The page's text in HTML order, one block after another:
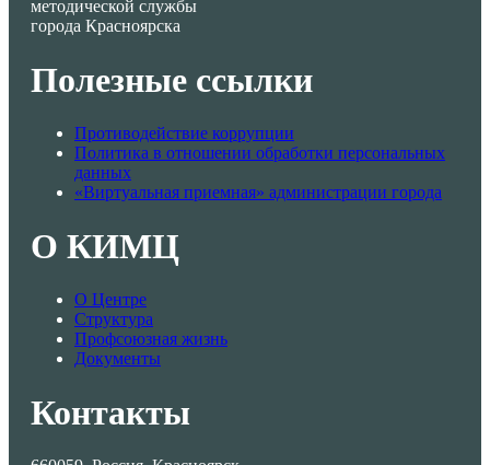
методической службы
города Красноярска
Полезные ссылки
Противодействие коррупции
Политика в отношении обработки персональных
данных
«Виртуальная приемная» администрации города
О КИМЦ
О Центре
Структура
Профсоюзная жизнь
Документы
Контакты